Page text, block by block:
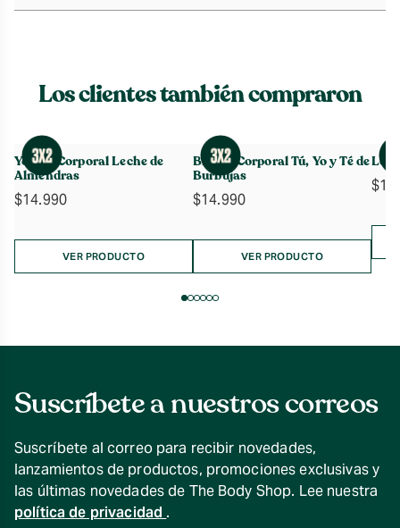
Los clientes también compraron
Yogurt Corporal Leche de
Almendras
$14.990
VER PRODUCTO
Bruma Corporal Tú, Yo y Té de
Burbujas
$14.990
VER PRODUCTO
$
Suscríbete a nuestros correos
Suscríbete al correo para recibir novedades,
lanzamientos de productos, promociones exclusivas y
las últimas novedades de The Body Shop. Lee nuestra
política de privacidad .